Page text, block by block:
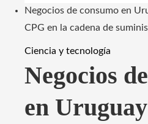
Negocios de consumo en
CPG en la cadena de
Ciencia y tecnología
Negocios
en